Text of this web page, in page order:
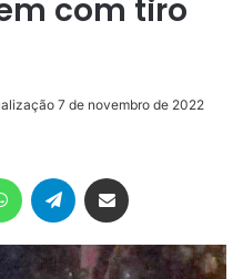
com tiro
7 de novembro de 2022
WhatsAppTelegram